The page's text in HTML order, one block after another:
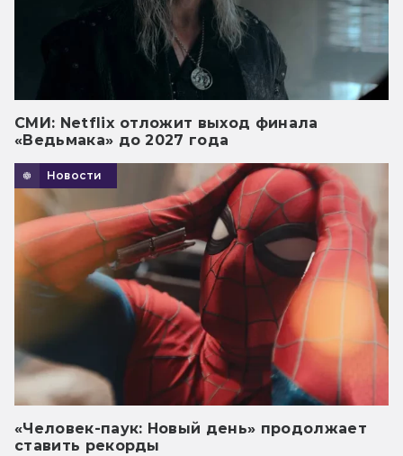
СМИ: Netflix отложит выход финала
«Ведьмака» до 2027 года
Новости
«Человек-паук: Новый день» продолжает
ставить рекорды